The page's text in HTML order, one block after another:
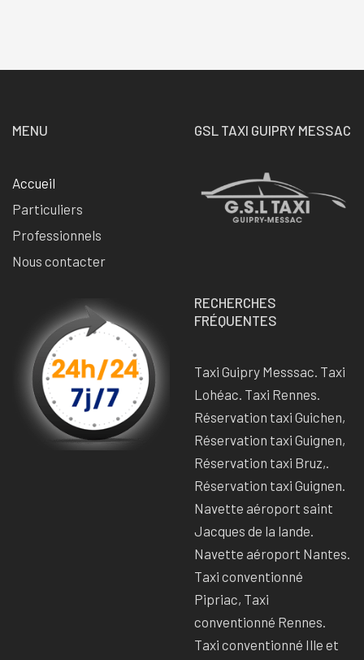
MENU
Accueil
Particuliers
Professionnels
Nous contacter
GSL TAXI GUIPRY MESSAC
RECHERCHES
FRÉQUENTES
Taxi Guipry Messsac. Taxi
Lohéac. Taxi Rennes.
Réservation taxi Guichen,
Réservation taxi Guignen,
Réservation taxi Bruz,.
Réservation taxi Guignen.
Navette aéroport saint
Jacques de la lande.
Navette aéroport Nantes.
Taxi conventionné
Pipriac, Taxi
conventionné Rennes.
Taxi conventionné Ille et